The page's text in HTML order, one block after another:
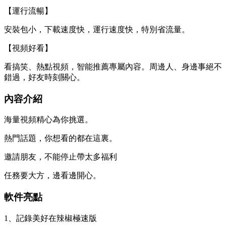
【運行流暢】
安裝包小，下載速度快，運行速度快，特別省流量。
【視頻好看】
看搞笑、熱點視頻，智能推薦專屬內容。周邊人、身邊事絕不
錯過，好友時刻關心。
內容介紹
海量視頻精心為你挑選。
熱門話題，你想看的都在這裏。
邀請朋友，不能停止帶太多福利
任務要大方，邊看邊開心。
軟件亮點
1、記錄美好在辣椒極速版